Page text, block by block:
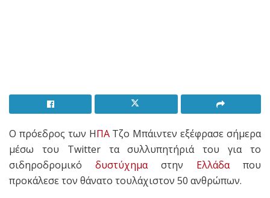
Ο πρόεδρος των ΗΠΑΤζο Μπάιντεν εξέφρασε σήμερα
μέσω του Twitter τα συλλυπητήριά του για το
σιδηροδρομικό δυστύχημαστην Ελλάδαπου
προκάλεσε τον θάνατο τουλάχιστον 50 ανθρώπων.